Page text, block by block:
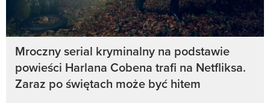
Mroczny serial kryminalny na podstawie
powieści Harlana Cobena trafi na Netfliksa.
Zaraz po świętach może być hitem